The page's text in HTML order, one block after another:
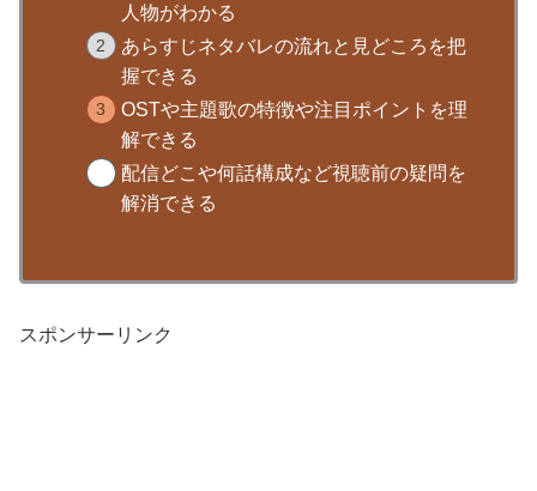
人物がわかる
あらすじネタバレの流れと見どころを把
握できる
OSTや主題歌の特徴や注目ポイントを理
解できる
配信どこや何話構成など視聴前の疑問を
解消できる
スポンサーリンク